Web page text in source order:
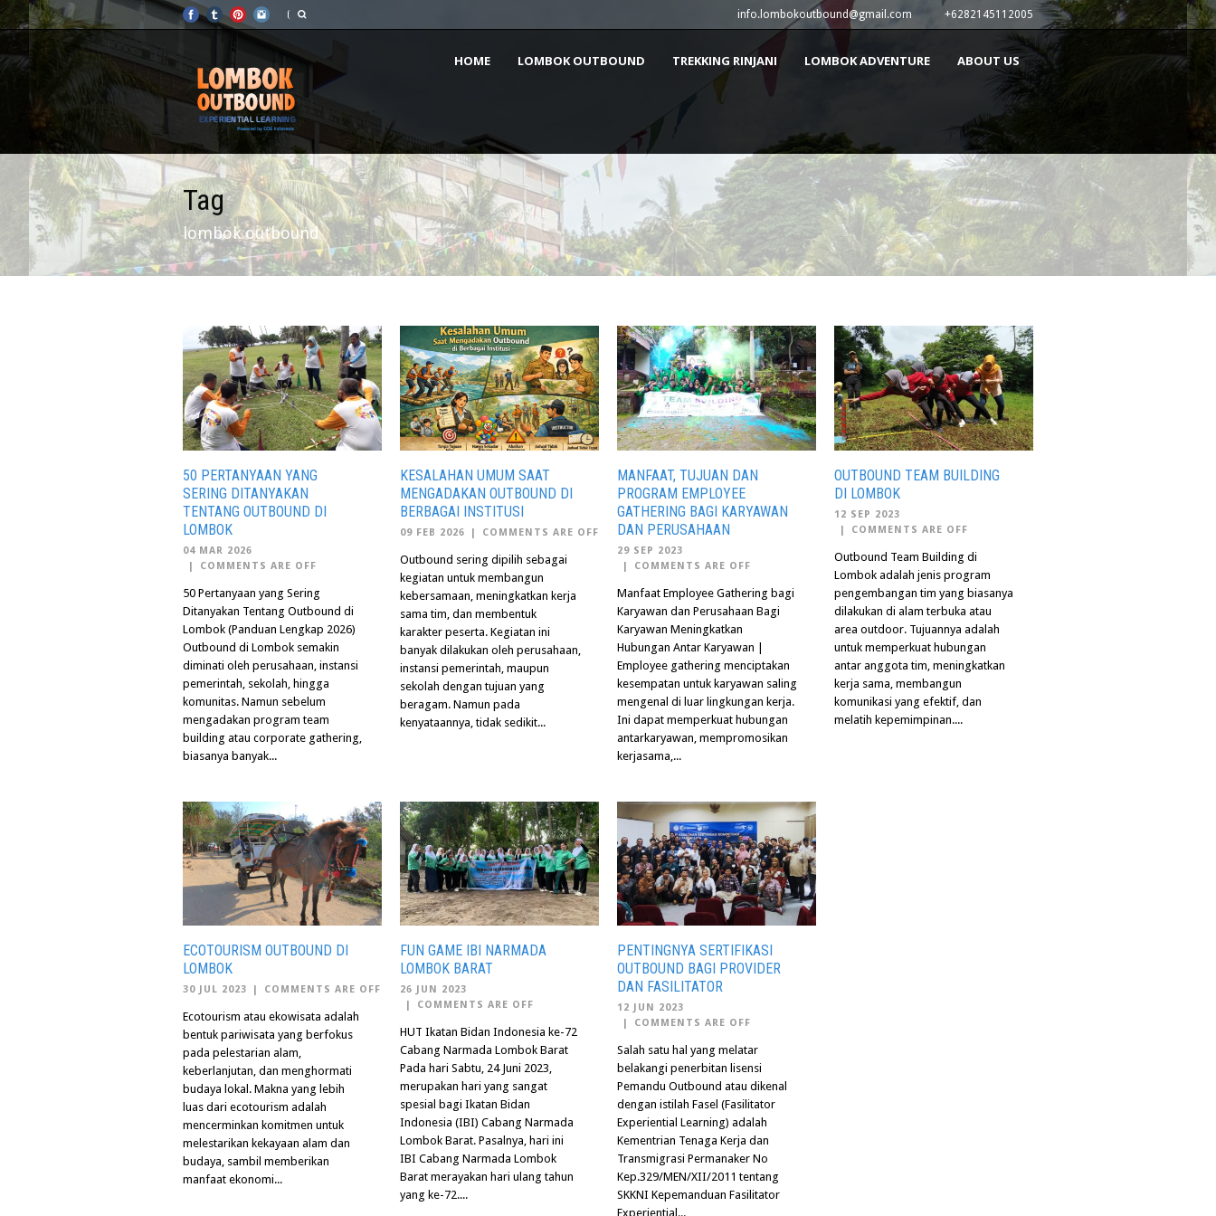
info.lombokoutbound@gmail.com +6282145112005
HOME LOMBOK OUTBOUND TREKKING RINJANI LOMBOK ADVENTURE ABOUT US
Tag
lombok outbound
50 PERTANYAAN YANG
SERING DITANYAKAN
TENTANG OUTBOUND DI
LOMBOK
04 MAR 2026
|
COMMENTS ARE OFF
50 Pertanyaan yang Sering
Ditanyakan Tentang Outbound di
Lombok (Panduan Lengkap 2026)
Outbound di Lombok semakin
diminati oleh perusahaan, instansi
pemerintah, sekolah, hingga
komunitas. Namun sebelum
mengadakan program team
building atau corporate gathering,
biasanya banyak...
KESALAHAN UMUM SAAT
MENGADAKAN OUTBOUND DI
BERBAGAI INSTITUSI
09 FEB 2026 | COMMENTS ARE OFF
Outbound sering dipilih sebagai
kegiatan untuk membangun
kebersamaan, meningkatkan kerja
sama tim, dan membentuk
karakter peserta. Kegiatan ini
banyak dilakukan oleh perusahaan,
instansi pemerintah, maupun
sekolah dengan tujuan yang
beragam. Namun pada
kenyataannya, tidak sedikit...
MANFAAT, TUJUAN DAN
PROGRAM EMPLOYEE
GATHERING BAGI KARYAWAN
DAN PERUSAHAAN
29 SEP 2023
|
COMMENTS ARE OFF
Manfaat Employee Gathering bagi
Karyawan dan Perusahaan Bagi
Karyawan Meningkatkan
Hubungan Antar Karyawan |
Employee gathering menciptakan
kesempatan untuk karyawan saling
mengenal di luar lingkungan kerja.
Ini dapat memperkuat hubungan
antarkaryawan, mempromosikan
kerjasama,...
OUTBOUND TEAM BUILDING
DI LOMBOK
12 SEP 2023
|
COMMENTS ARE OFF
Outbound Team Building di
Lombok adalah jenis program
pengembangan tim yang biasanya
dilakukan di alam terbuka atau
area outdoor. Tujuannya adalah
untuk memperkuat hubungan
antar anggota tim, meningkatkan
kerja sama, membangun
komunikasi yang efektif, dan
melatih kepemimpinan....
ECOTOURISM OUTBOUND DI
LOMBOK
30 JUL 2023 | COMMENTS ARE OFF
Ecotourism atau ekowisata adalah
bentuk pariwisata yang berfokus
pada pelestarian alam,
keberlanjutan, dan menghormati
budaya lokal. Makna yang lebih
luas dari ecotourism adalah
mencerminkan komitmen untuk
melestarikan kekayaan alam dan
budaya, sambil memberikan
manfaat ekonomi...
FUN GAME IBI NARMADA
LOMBOK BARAT
26 JUN 2023
|
COMMENTS ARE OFF
HUT Ikatan Bidan Indonesia ke-72
Cabang Narmada Lombok Barat
Pada hari Sabtu, 24 Juni 2023,
merupakan hari yang sangat
spesial bagi Ikatan Bidan
Indonesia (IBI) Cabang Narmada
Lombok Barat. Pasalnya, hari ini
IBI Cabang Narmada Lombok
Barat merayakan hari ulang tahun
yang ke-72....
PENTINGNYA SERTIFIKASI
OUTBOUND BAGI PROVIDER
DAN FASILITATOR
12 JUN 2023
|
COMMENTS ARE OFF
Salah satu hal yang melatar
belakangi penerbitan lisensi
Pemandu Outbound atau dikenal
dengan istilah Fasel (Fasilitator
Experiential Learning) adalah
Kementrian Tenaga Kerja dan
Transmigrasi Permanaker No
Kep.329/MEN/XII/2011 tentang
SKKNI Kepemanduan Fasilitator
Experiential...